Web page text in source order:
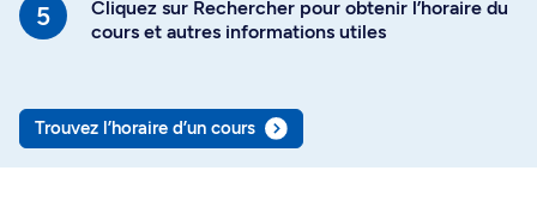
Cliquez sur Rechercher pour obtenir l’horaire du
cours et autres informations utiles
Trouvez l’horaire d’un cours